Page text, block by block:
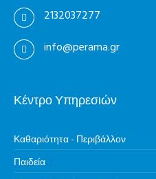
2132037277
info@perama.gr
Κέντρο Υπηρεσιών
Καθαριότητα - Περιβάλλον
Παιδεία